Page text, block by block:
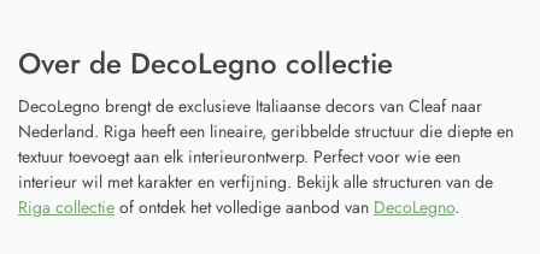
Over de DecoLegno collectie
DecoLegno brengt de exclusieve Italiaanse decors van Cleaf naar
Nederland. Riga heeft een lineaire, geribbelde structuur die diepte en
textuur toevoegt aan elk interieurontwerp. Perfect voor wie een
interieur wil met karakter en verfijning. Bekijk alle structuren van de
Riga collectie of ontdek het volledige aanbod van DecoLegno.